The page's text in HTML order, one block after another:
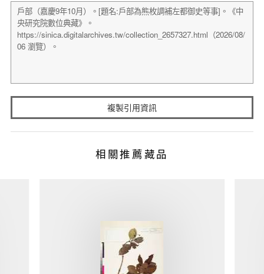
複製引用資訊
相關推薦藏品